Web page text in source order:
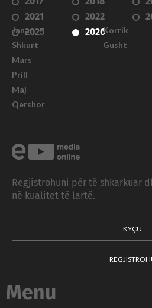
2021
2022
2025
2026
Janar
Shkurt
Mars
Prill
Maj
Qershor
Korrik
Gusht
Regjistrohuni për të shkarkuar
në kualitet të lartë.
KYÇU
Menu